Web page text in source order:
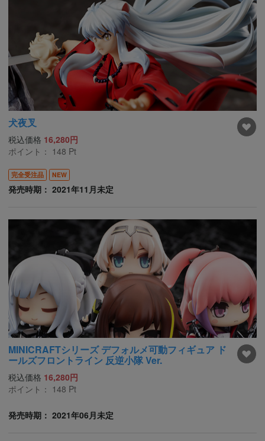
犬夜叉
税込価格 16,280円
ポイント： 148 Pt
完全受注品 NEW
発売時期： 2021年11月未定
MINICRAFTシリーズ デフォルメ可動フィギュア ド
ールズフロントライン 反逆小隊 Ver.
税込価格 16,280円
ポイント： 148 Pt
発売時期： 2021年06月未定